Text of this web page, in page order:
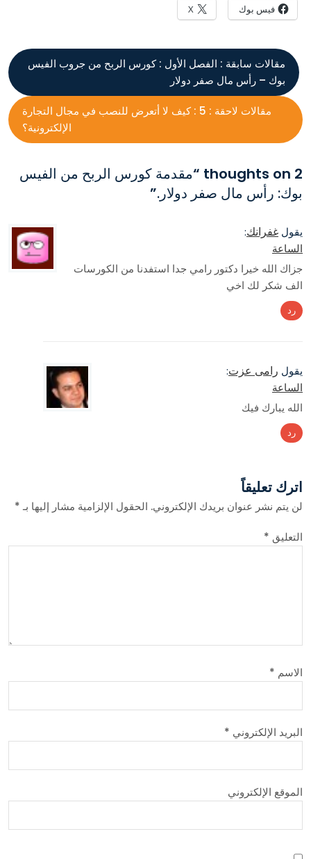
فيس بوك X
مقالات سابقة : الفصل الأول : كورس الربح من جروب الفيس
بوك – رأس مال صفر دولار
مقالات لاحقة :
5 : كيف لا أتعرض للنصب في مجال التجارة
الإلكترونية؟
2 thoughts on “
مقدمة كورس الربح من الفيس
بوك: رأس مال صفر دولار.”
يقول غفرانك:
الساعة
جزاك الله خيرا دكتور رامي جدا استفدنا من الكورسات
الف شكر لك اخي
رد
يقول رامى عزت:
الساعة
الله يبارك فيك
رد
اترك تعليقاً
لن يتم نشر عنوان بريدك الإلكتروني. الحقول الإلزامية مشار إليها بـ*
التعليق *
الاسم *
البريد الإلكتروني *
الموقع الإلكتروني